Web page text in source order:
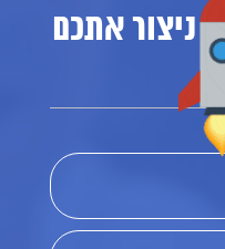
ניצור אתכם